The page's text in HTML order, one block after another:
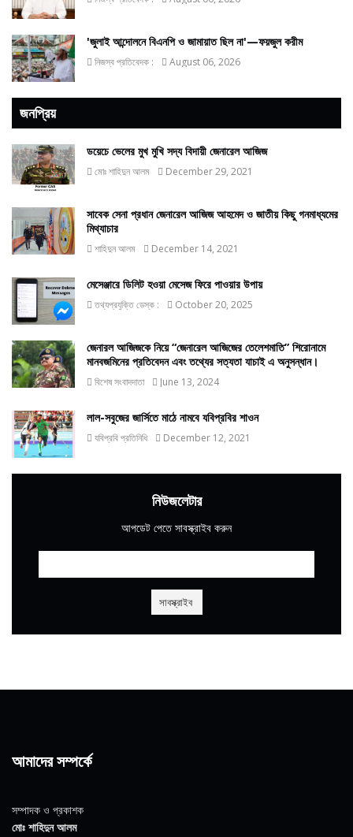
'জুলাই আন্দোলনে বিএনপি ও জামায়াত ছিল না'—ফয়জুল করীম
নিজস্ব প্রতিবেদক : August 06, 2026
জনপ্রিয়
ডয়েচে ভেলের মুখ মুখি সদ্য বিদায়ী জেনারেল আজিজ
মোঃ শাহিদুন আলম December 29, 2021
সাবেক সেনা প্রধান জেনারেল আজিজ আহমেদ ও জাতীয় কিছু গনমাধ্যমের
মিথ্যাচার
শাহিদুন আলম December 14, 2021
মেসেঞ্জারে ডিলিট হওয়া মেসেজ ফিরে পাওয়ার উপায়
তথ্যপ্রযুক্তি ডেস্ক : October 20, 2025
জেনারল আজিজকে নিয়ে “জেনারেল আজিজের তেলেশমাতি” শিরোনামে
মানবজমিনের প্রতিবেদন এবং তথ্যের সত্যতা যাচাই এ অনুসন্ধান।
বিশেষ সংবাদদাতা June 13, 2024
লাল-সবুজের জার্সিতে মাঠে নামবে যবিপ্রবির শাওন
যবিপ্রবি প্রতিনিধি December 12, 2021
নিউজলেটার
আপডেট পেতে সাবস্ক্রাইব করুন
আমাদের সম্পর্কে
সম্পাদক ও প্রকাশক
মোঃ শাহিদুন আলম